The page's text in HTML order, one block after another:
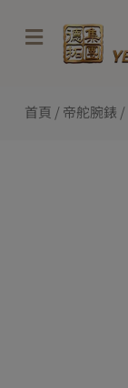
content
首頁 /帝舵腕錶 /